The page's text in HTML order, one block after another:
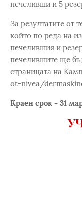
печеливши и 5
За резултатите от
който по реда на
печелившия и
печелившите ще
страницата на
ot-nivea/
Краен срок - 31